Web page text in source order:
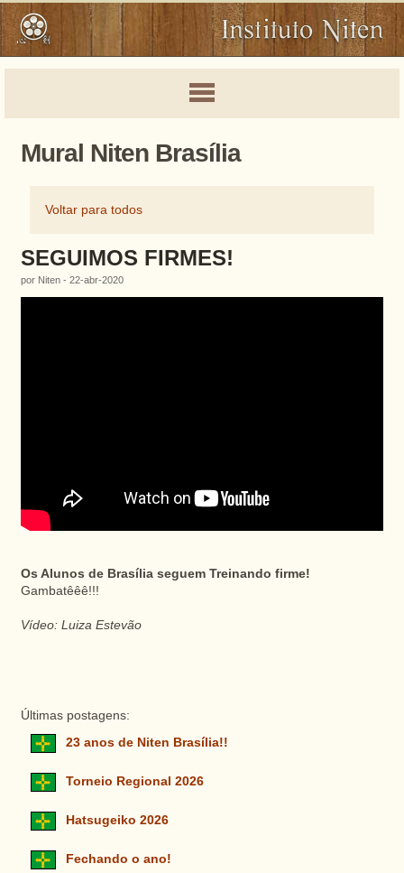
Mural Niten Brasília
Voltar para todos
SEGUIMOS FIRMES!
por Niten - 22-abr-2020
Os Alunos de Brasília seguem Treinando firme!
Gambatêêê!!!
Vídeo: Luiza Estevão
Últimas postagens:
23 anos de Niten Brasília!!
Torneio Regional 2026
Hatsugeiko 2026
Fechando o ano!